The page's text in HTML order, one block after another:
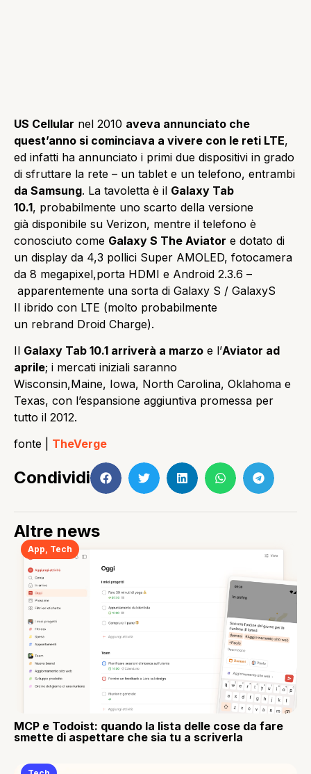
US Cellular nel 2010 aveva annunciato che
quest’anno si cominciava a vivere con le reti LTE,
ed infatti ha annunciato i primi due dispositivi in grado
di sfruttare la rete – un tablet e un telefono, entrambi
da Samsung. La tavoletta è il Galaxy Tab
10.1, probabilmente uno scarto della versione
già disponibile su Verizon, mentre il telefono è
conosciuto come Galaxy S The Aviator e dotato di
un display da 4,3 pollici Super AMOLED, fotocamera
da 8 megapixel,porta HDMI e Android 2.3.6 –
apparentemente una sorta di Galaxy S / GalaxyS
II ibrido con LTE (molto probabilmente
un rebrand Droid Charge).
Il Galaxy Tab 10.1 arriverà a marzo e l’Aviator ad
aprile; i mercati iniziali saranno
Wisconsin,Maine, Iowa, North Carolina, Oklahoma e
Texas, con l’espansione aggiuntiva promessa per
tutto il 2012.
fonte | TheVerge
Condividi
Altre news
App Tech
MCP e Todoist: quando la lista delle cose da fare
smette di aspettare che sia tu a scriverla